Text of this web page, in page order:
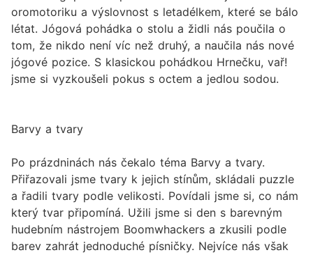
oromotoriku a výslovnost s letadélkem, které se bálo
létat. Jógová pohádka o stolu a židli nás poučila o
tom, že nikdo není víc než druhý, a naučila nás nové
jógové pozice. S klasickou pohádkou Hrnečku, vař!
jsme si vyzkoušeli pokus s octem a jedlou sodou.
Barvy a tvary
Po prázdninách nás čekalo téma Barvy a tvary.
Přiřazovali jsme tvary k jejich stínům, skládali puzzle
a řadili tvary podle velikosti. Povídali jsme si, co nám
který tvar připomíná. Užili jsme si den s barevným
hudebním nástrojem Boomwhackers a zkusili podle
barev zahrát jednoduché písničky. Nejvíce nás však